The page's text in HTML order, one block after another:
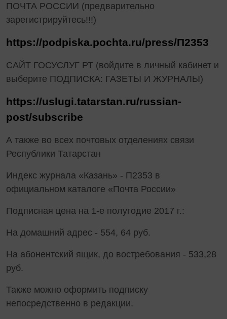
ПОЧТА РОССИИ (предварительно
зарегистрируйтесь!!!)
https://podpiska.pochta.ru/press/П2353
САЙТ ГОСУСЛУГ РТ (войдите в личный кабинет и
выберите ПОДПИСКА: ГАЗЕТЫ И ЖУРНАЛЫ)
https://uslugi.tatarstan.ru/russian-
post/subscribe
А также во всех почтовых отделениях связи
Республики Татарстан
Индекс журнала «Казань» - П2353 в
официальном каталоге «Почта России»
Подписная цена на 1-е полугодие 2017 г.:
На домашний адрес - 554, 64 руб.
На абонентский ящик, до востребования - 533,28
руб.
Также можно оформить подписку
непосредственно в редакции.